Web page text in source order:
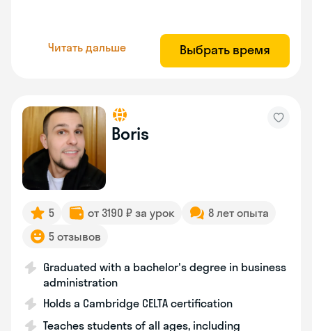
Читать дальше Выбрать время
Boris
5 от 3190 ₽ за урок
8 лет опыта
5 отзывов
Graduated with a bachelor's degree in business
administration
Holds a Cambridge CELTA certification
Teaches students of all ages, including